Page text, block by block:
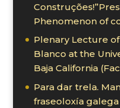
Phenomenon of
Plenary Lecture
Blanco at the
Baja California
Para dar trela.
fraseoloxía